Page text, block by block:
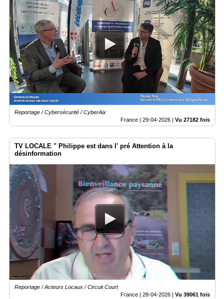
Reportage / Cybersécurité / CyberAix
France | 29-04-2026 | Vu 27182 fois
TV LOCALE " Philippe est dans l' pré Attention à la
désinformation
Reportage / Acteurs Locaux / Circuit Court
France | 28-04-2026 Vu 39061 fois